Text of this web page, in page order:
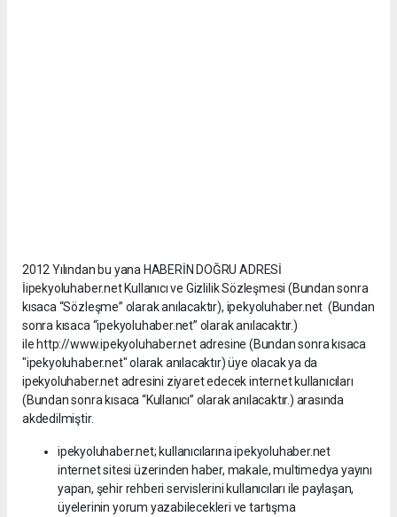
2012 Yılından bu yana HABERİN DOĞRU ADRESİ
İipekyoluhaber.net Kullanıcı ve Gizlilik Sözleşmesi (Bundan sonra
kısaca “Sözleşme” olarak anılacaktır), ipekyoluhaber.net (Bundan
sonra kısaca “ipekyoluhaber.net” olarak anılacaktır.)
ile http://www.ipekyoluhaber.net adresine (Bundan sonra kısaca
"ipekyoluhaber.net" olarak anılacaktır) üye olacak ya da
ipekyoluhaber.net adresini ziyaret edecek internet kullanıcıları
(Bundan sonra kısaca “Kullanıcı” olarak anılacaktır.) arasında
akdedilmiştir.
ipekyoluhaber.net; kullanıcılarına ipekyoluhaber.net
internet sitesi üzerinden haber, makale, multimedya yayını
yapan, şehir rehberi servislerini kullanıcıları ile paylaşan,
üyelerinin yorum yazabilecekleri ve tartışma